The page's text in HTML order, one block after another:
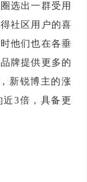
选出一群受用
社区用户的喜
他们也在各垂
牌提供更多的
新锐博主的涨
3倍，具备更